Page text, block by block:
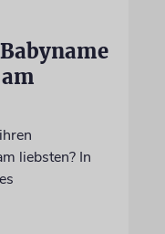
liebsten? In